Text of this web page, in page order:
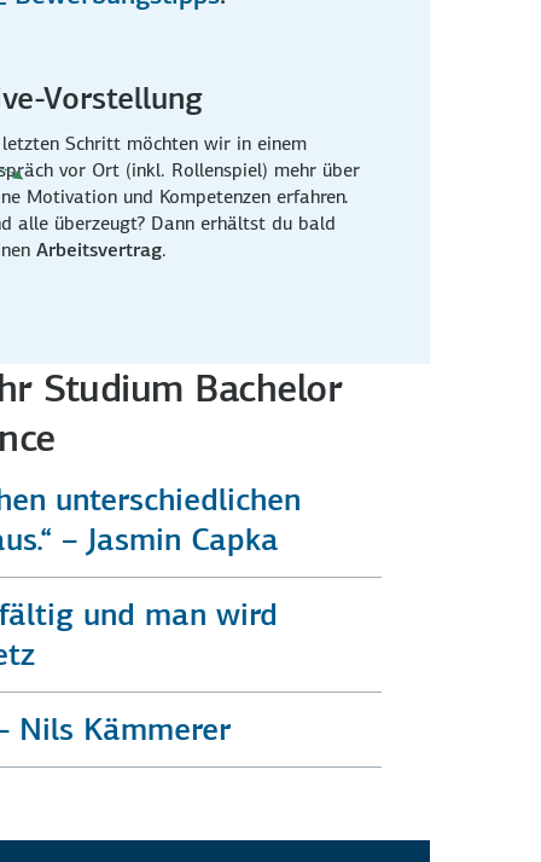
Vorstellung
Schritt möchten wir in einem
vor Ort (inkl. Rollenspiel) mehr über
Motivation und Kompetenzen erfahren.
alle überzeugt? Dann erhältst du bald
Arbeitsvertrag.
Studium Bachelor
unterschiedlichen
– Jasmin Capka
und man wird
Nils Kämmerer